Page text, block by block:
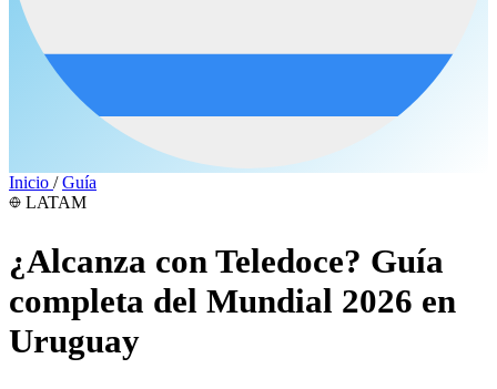
Inicio / Guía
LATAM
¿Alcanza con Teledoce? Guía
completa del Mundial 2026 en
Uruguay